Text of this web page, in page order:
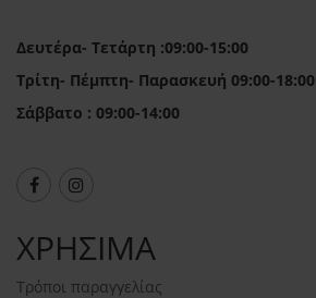
Δευτέρα- Τετάρτη :09:00-15:00
Τρίτη- Πέμπτη- Παρασκευή 09:00-18:00
Σάββατο : 09:00-14:00
ΧΡΗΣΙΜΑ
Τρόποι παραγγελίας